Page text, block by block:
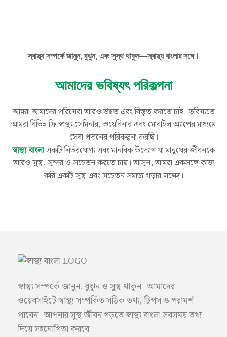
স্বাস্থ্য সম্পর্কে জানুন, বুঝুন, এবং সুস্থ থাকুন—স্বাস্থ্য বাংলার সঙ্গে।
আমাদের ভবিষ্যৎ পরিকল্পনা
আমরা আমাদের পরিষেবা আরও উন্নত এবং বিস্তৃত করতে চাই। ভবিষ্যতে
আমরা বিভিন্ন ফ্রি স্বাস্থ্য সেমিনার, ওয়েবিনার এবং মোবাইল অ্যাপের মাধ্যমে
সেবা প্রদানের পরিকল্পনা করছি।
স্বাস্থ্য বাংলা একটি নির্ভরযোগ্য এবং মানবিক উদ্যোগ যা মানুষের জীবনকে
আরও সুস্থ, সুন্দর ও সচেতন করতে চায়। আসুন, আমরা একসঙ্গে কাজ
করি একটি সুস্থ এবং সচেতন সমাজ গড়ার লক্ষ্যে।
স্বাস্থ্য সম্পর্কে জানুন, বুঝুন ও সুস্থ থাকুন। আমাদের
ওয়েবসাইটে স্বাস্থ্য সম্পর্কিত সঠিক তথ্য, টিপস ও পরামর্শ
পাবেন। আপনার সুস্থ জীবন গড়তে স্বাস্থ্য বাংলা সবসময় তথ্য
দিয়ে সহযোগিতা করবে।